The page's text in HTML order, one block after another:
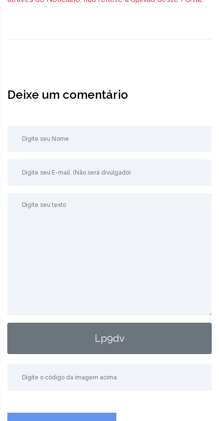
Deixe um comentário
Lp9dv